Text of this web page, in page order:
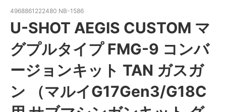
4968861222480 NB-1586
U-SHOT AEGIS CUSTOM マ
グプルタイプ FMG-9 コンバ
ージョンキット TAN ガスガ
ン （マルイG17Gen3/G18C